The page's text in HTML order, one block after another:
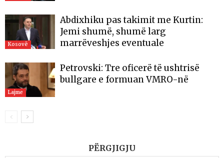
Kosovë
Abdixhiku pas takimit me Kurtin:
Jemi shumë, shumë larg
marrëveshjes eventuale
Lajme
Petrovski: Tre oficerë të ushtrisë
bullgare e formuan VMRO-në
PËRGJIGJU